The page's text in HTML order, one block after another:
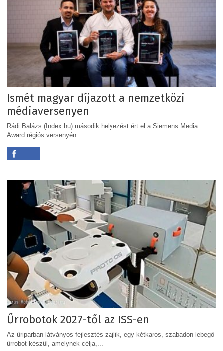
Ismét magyar díjazott a nemzetközi
médiaversenyen
Rádi Balázs (Index.hu) második helyezést ért el a Siemens Media
Award régiós versenyén....
Űrrobotok 2027-től az ISS-en
Az űriparban látványos fejlesztés zajlik, egy kétkaros, szabadon lebegő
űrrobot készül, amelynek célja,...